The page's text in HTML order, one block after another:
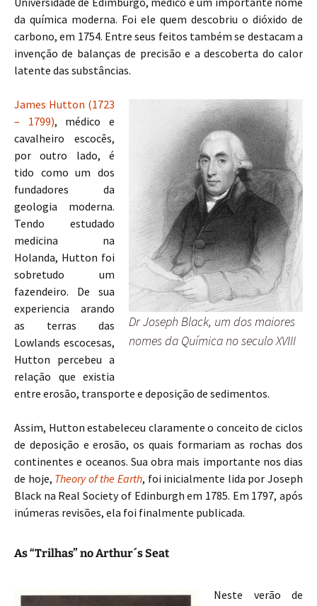
da química moderna. Foi ele quem descobriu o dióxido de
carbono, em 1754. Entre seus feitos também se destacam a
invenção de balanças de precisão e a descoberta do calor
latente das substâncias.
Dr Joseph Black, um dos maiores
nomes da Química no seculo XVIII
James Hutton (1723
– 1799), médico e
cavalheiro escocês,
por outro lado, é
tido como um dos
fundadores da
geologia moderna.
Tendo estudado
medicina na
Holanda, Hutton foi
sobretudo um
fazendeiro. De sua
experiencia arando
as terras das
Lowlands escocesas,
Hutton percebeu a
relação que existia
entre erosão, transporte e deposição de sedimentos.
Assim, Hutton estabeleceu claramente o conceito de ciclos
de deposição e erosão, os quais formariam as rochas dos
continentes e oceanos. Sua obra mais importante nos dias
de hoje, Theory of the Earth, foi inicialmente lida por Joseph
Black na Real Society of Edinburgh em 1785. Em 1797, após
inúmeras revisões, ela foi finalmente publicada.
As “Trilhas” no Arthur´s Seat
Neste verão de